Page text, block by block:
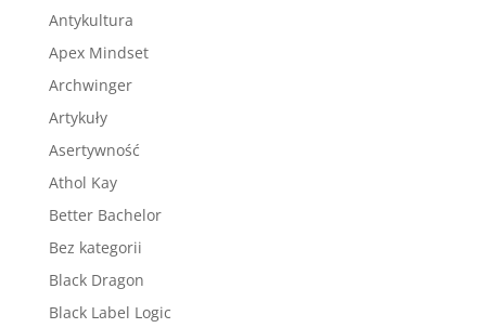
Antykultura
Apex Mindset
Archwinger
Artykuły
Asertywność
Athol Kay
Better Bachelor
Bez kategorii
Black Dragon
Black Label Logic